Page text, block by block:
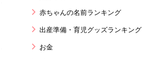
赤ちゃんの名前ランキング
出産準備・育児グッズランキング
お金